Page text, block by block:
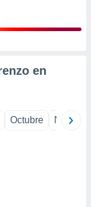
en
Octubre